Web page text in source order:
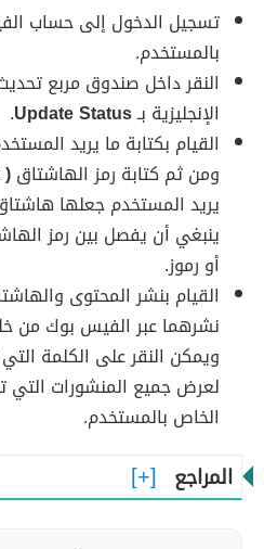
تسجيل الدخول إلى حساب
بالمستخدم.
النقر داخل صندوق مربع
الإنجليزية بـUpdate Status
.
القيام بكتابة ما يريد
ومن ثم كتابة رمز الهاشتاق)
يريد المستخدم جعلها
ينبغي أن يفصل بين رمز
أو رموز.
القيام بنشر المحتوى
نشرهما عبر الفيس بوك من
ويمكن النقر على الكلمة
لعرض جميع المنشورات التي
الخاص بالمستخدم.
المراجع